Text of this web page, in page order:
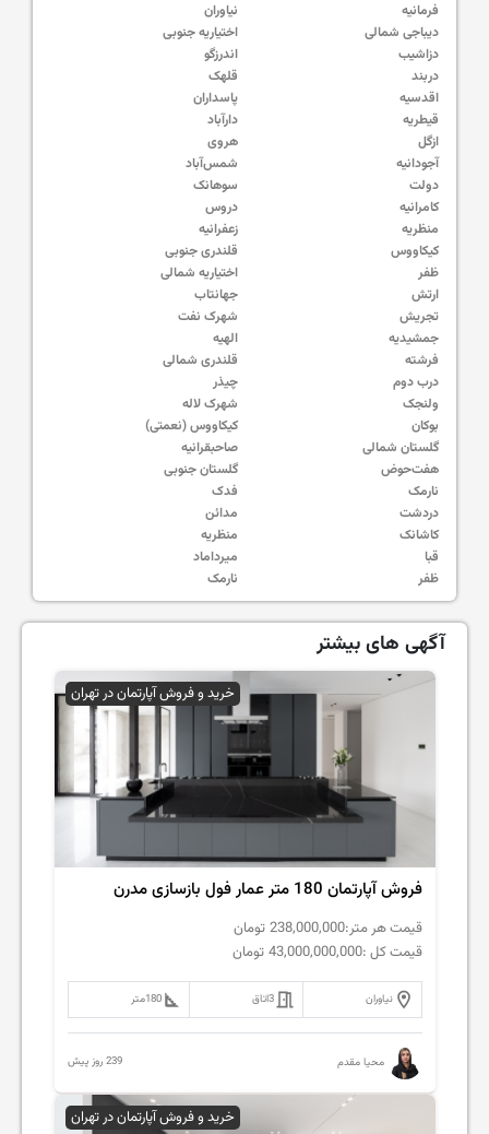
فرمانیه
نیاوران
دیباجی شمالی
اختیاریه جنوبی
دزاشیب
اندرزگو
دربند
قلهک
اقدسیه
پاسداران
قیطریه
دارآباد
ازگل
هروی
آجودانیه
شمس‌آباد
دولت
سوهانک
کامرانیه
دروس
منظریه
زعفرانیه
کیکاووس
قلندری جنوبی
ظفر
اختیاریه شمالی
ارتش
جهانتاب
تجریش
شهرک نفت
جمشیدیه
الهیه
فرشته
قلندری شمالی
درب دوم
چیذر
ولنجک
شهرک لاله
بوکان
کیکاووس (نعمتی)
گلستان شمالی
صاحبقرانیه
هفت‌حوض
گلستان جنوبی
نارمک
فدک
دردشت
مدائن
کاشانک
منظریه
قبا
میرداماد
ظفر
نارمک
آگهی های بیشتر
خرید و فروش آپارتمان در تهران
فروش‌ آپارتمان 180 متر عمار فول بازسازی مدرن
قیمت هر متر:238,000,000 تومان
قیمت کل :43,000,000,000 تومان
نیاوران 3اتاق 180متر
محیا مقدم 239 روز پیش
خرید و فروش آپارتمان در تهران